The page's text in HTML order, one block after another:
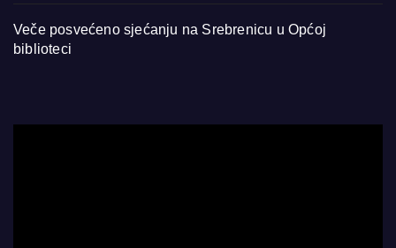
Veče posvećeno sjećanju na Srebrenicu u Općoj
biblioteci